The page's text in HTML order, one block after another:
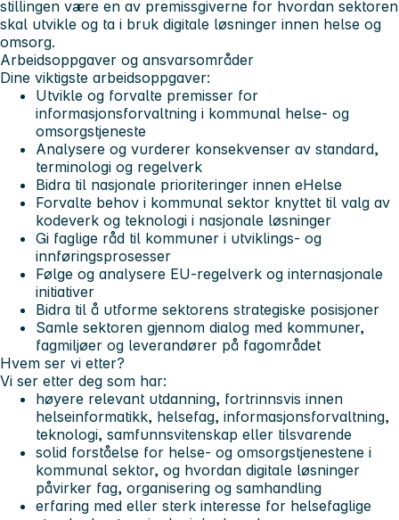
stillingen være en av premissgiverne for hvordan sektoren
skal utvikle og ta i bruk digitale løsninger innen helse og
omsorg.
Arbeidsoppgaver og ansvarsområder
Dine viktigste arbeidsoppgaver:
Utvikle og forvalte premisser for
informasjonsforvaltning i kommunal helse- og
omsorgstjeneste
Analysere og vurderer konsekvenser av standard,
terminologi og regelverk
Bidra til nasjonale prioriteringer innen eHelse
Forvalte behov i kommunal sektor knyttet til valg av
kodeverk og teknologi i nasjonale løsninger
Gi faglige råd til kommuner i utviklings- og
innføringsprosesser
Følge og analysere EU-regelverk og internasjonale
initiativer
Bidra til å utforme sektorens strategiske posisjoner
Samle sektoren gjennom dialog med kommuner,
fagmiljøer og leverandører på fagområdet
Hvem ser vi etter?
Vi ser etter deg som har:
høyere relevant utdanning, fortrinnsvis innen
helseinformatikk, helsefag, informasjonsforvaltning,
teknologi, samfunnsvitenskap eller tilsvarende
solid forståelse for helse‑ og omsorgstjenestene i
kommunal sektor, og hvordan digitale løsninger
påvirker fag, organisering og samhandling
erfaring med eller sterk interesse for helsefaglige